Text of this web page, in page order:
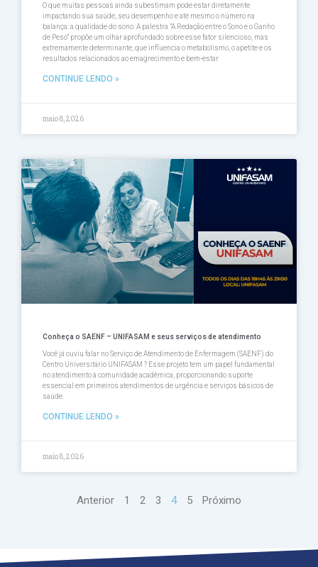
O que muitas pessoas ainda subestimam pode estar diretamente
impactando sua saúde, seu desempenho e até mesmo o número na
balança: a qualidade do sono. A palestra ”A Redação entre o Sono e o Ganho
de Peso” propõe um olhar aprofundado sobre esse fator silencioso, mas
extremamente determinante, que influencia o metabolismo, o apetite e os
resultados relacionados ao emagrecimento e bem-estar
CONTINUE LENDO »
maio 8, 2026
Conheça o SAENF – UNIFASAM e seus serviços de atendimento
Você já ouviu falar no Serviço de Atendimento de Enfermagem (SAENF) do
Centro Universitário UNIFASAM ? Esse projeto tem um papel fundamental
no atendimento à comunidade acadêmica, proporcionando suporte
essencial em primeiros atendimentos de urgência e serviços básicos de
saúde.
CONTINUE LENDO »
maio 8, 2026
Anterior 1 2 3 4 5 Próximo